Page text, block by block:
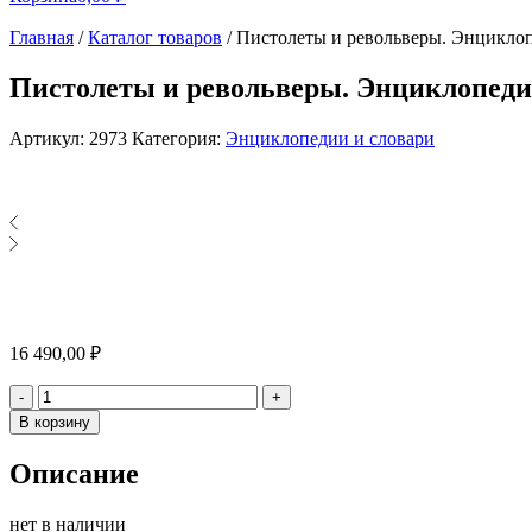
Главная /Каталог товаров /Пистолеты и револьверы.
Пистолеты и револьверы.
Артикул: 2973 Категория: Энциклопедии и словари
16 490,00 ₽
- Количество
+
В корзину
Описание
нет в наличии